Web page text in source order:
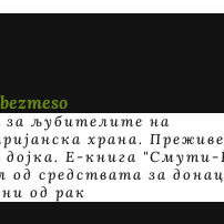
љубителите на
храна.
E-книга "Смути-
од средствата за
од рак